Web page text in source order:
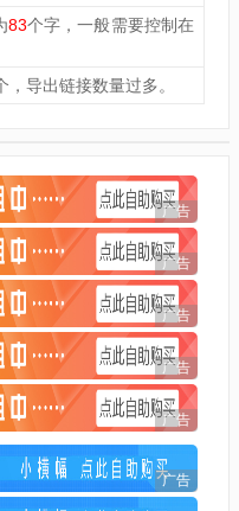
83个字，一般需要控制在
，导出链接数量过多。